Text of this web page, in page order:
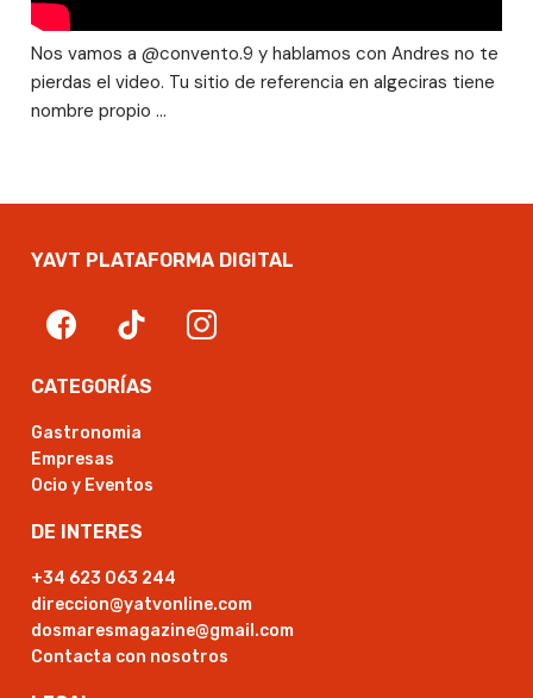
Nos vamos a @convento.9 y hablamos con Andres no te
pierdas el video. Tu sitio de referencia en algeciras tiene
nombre propio …
YAVT PLATAFORMA DIGITAL
CATEGORÍAS
Gastronomia
Empresas
Ocio y Eventos
DE INTERES
+34 623 063 244
direccion@yatvonline.com
dosmaresmagazine@gmail.com
Contacta con nosotros